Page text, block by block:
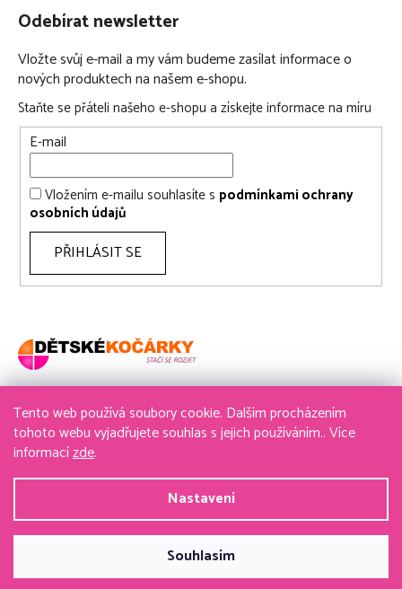
Tento web používá soubory cookie. Dalším procházením
tohoto webu vyjadřujete souhlas s jejich používáním.. Více
informacízde.
Nastavení
Souhlasím
Odebírat newsletter
Vložte svůj e-mail a my vám budeme zasílat informace o
nových produktech na našem e-shopu.
Staňte se přáteli našeho e-shopu a získejte informace na míru
E-mail
Vložením e-mailu souhlasíte s podmínkami ochrany
osobních údajů
PŘIHLÁSIT SE
736 611 204
Vytvořil Shoptet&PekneWeby
detske-kocarky.cz. Všechna práva
vyhrazena.